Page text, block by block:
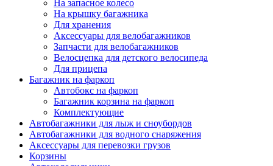
На запасное колесо
На крышку багажника
Для хранения
Аксессуары для велобагажников
Запчасти для велобагажников
Велосцепка для детского велосипеда
Для прицепа
Багажник на фаркоп
Автобокс на фаркоп
Багажник корзина на фаркоп
Комплектующие
Автобагажники для лыж и сноубордов
Автобагажники для водного снаряжения
Аксессуары для перевозки грузов
Корзины